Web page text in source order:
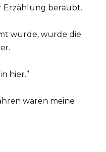
Erzählung beraubt.
wurde, wurde die
hier.”
waren meine